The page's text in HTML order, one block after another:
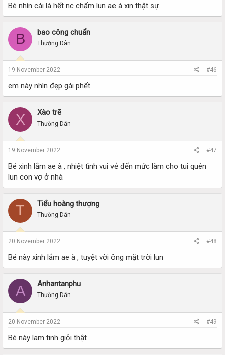
Bé nhìn cái là hết nc chấm lun ae à xin thật sự
B bao công chuẩn
Thường Dân
19 November 2022 #46
em này nhìn đẹp gái phết
X Xào trẽ
Thường Dân
19 November 2022 #47
Bé xinh lắm ae à , nhiệt tình vui vẻ đến mức làm cho tui quên
lun con vợ ở nhà
T Tiểu hoàng thượng
Thường Dân
20 November 2022 #48
Bé này xinh lắm ae à , tuyệt vời ông mặt trời lun
A Anhantanphu
Thường Dân
20 November 2022 #49
Bé này lam tinh giỏi thật